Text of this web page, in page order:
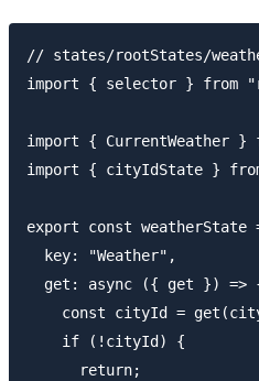
// states/rootStates/
import { selector } from
import { CurrentWeather
import { cityIdState }
export const
  key: "Weather",
get: async ({ get }) =>
const cityId =
    if (!cityId) {
      return;